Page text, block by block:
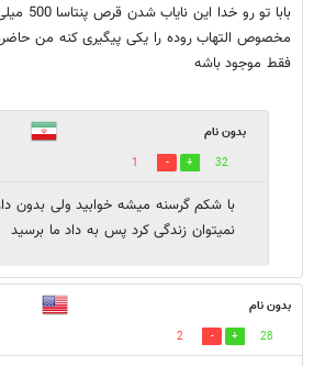
فقط موجود باشه
بدون نام
32
1
با شکم گرسنه میشه خوابید ولی بدون
نمیتوان زندگی کرد پس به داد ما برسید
بدون نام
28
2